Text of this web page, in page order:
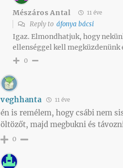
Mészáros Antal 11 éve
Reply to áfonya bácsi
Igaz. Elmondhatjuk, hogy
ellenséggel kell megküzdenünk
0
veghhanta 11 éve
én is remélem, hogy csábi nem
öltözőt, majd megbukni és
0